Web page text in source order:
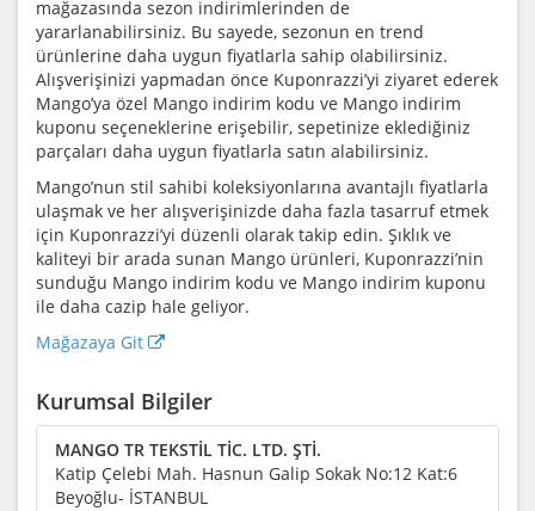
mağazasında sezon indirimlerinden de
yararlanabilirsiniz. Bu sayede, sezonun en trend
ürünlerine daha uygun fiyatlarla sahip olabilirsiniz.
Alışverişinizi yapmadan önce Kuponrazzi’yi ziyaret ederek
Mango’ya özel Mango indirim kodu ve Mango indirim
kuponu seçeneklerine erişebilir, sepetinize eklediğiniz
parçaları daha uygun fiyatlarla satın alabilirsiniz.
Mango’nun stil sahibi koleksiyonlarına avantajlı fiyatlarla
ulaşmak ve her alışverişinizde daha fazla tasarruf etmek
için Kuponrazzi’yi düzenli olarak takip edin. Şıklık ve
kaliteyi bir arada sunan Mango ürünleri, Kuponrazzi’nin
sunduğu Mango indirim kodu ve Mango indirim kuponu
ile daha cazip hale geliyor.
Mağazaya Git
Kurumsal Bilgiler
MANGO TR TEKSTİL TİC. LTD. ŞTİ.
Katip Çelebi Mah. Hasnun Galip Sokak No:12 Kat:6
Beyoğlu- İSTANBUL